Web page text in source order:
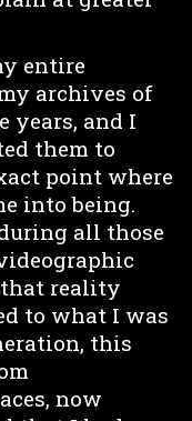
entire
archives of
years, and I
them to
point where
into being.
all those
reality
to what I was
this
now